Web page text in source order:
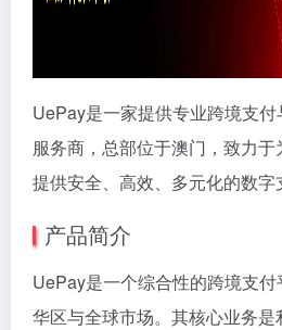
UePay是一家提供专业跨境支
服务商，总部位于澳门，致力
提供安全、高效、多元化的数字
产品简介
UePay是一个综合性的跨境支
华区与全球市场。其核心业务